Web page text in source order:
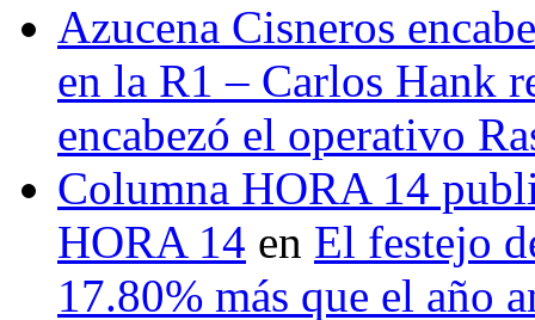
Azucena Cisneros
en la R1 – Carlos Hank
encabezó el operativo
Columna HORA 14
HORA 14 en El festejo
17.80% más que el año